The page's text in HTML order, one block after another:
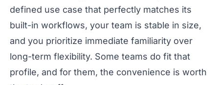
defined use case that perfectly matches its
built-in workflows, your team is stable in size,
and you prioritize immediate familiarity over
long-term flexibility. Some teams do fit that
profile, and for them, the convenience is worth